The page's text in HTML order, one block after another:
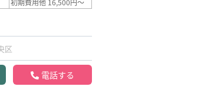
初期費用他 16,500円～
区
電話する